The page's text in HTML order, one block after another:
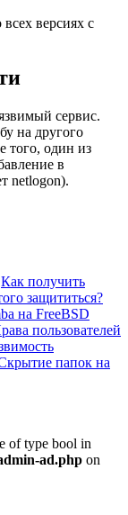
версиях с
сервис.
на другого
того, один из
в
netlogon).
Как получить
защититься?
на FreeBSD
пользователей
папок на
of type bool in
ad.php on